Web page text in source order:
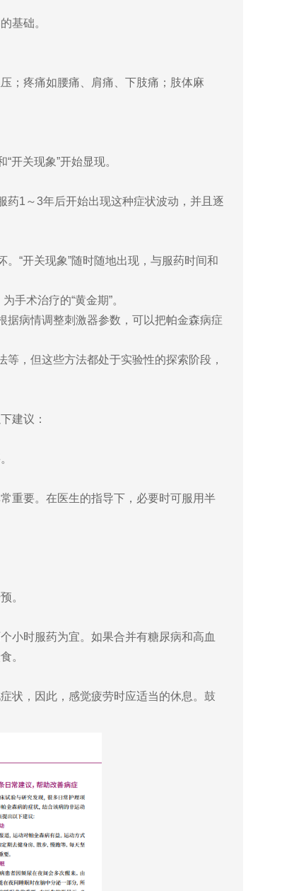
基础。
；疼痛如腰痛、肩痛、下肢痛；肢体麻
关现象”开始显现。
1～3年后开始出现这种症状波动，并且逐
“开关现象”随时随地出现，与服药时间和
术治疗的“黄金期”。
病情调整刺激器参数，可以把帕金森病症
，但这些方法都处于实验性的探索阶段，
建议：
重要。在医生的指导下，必要时可服用半
。
时服药为宜。如果合并有糖尿病和高血
。
状，因此，感觉疲劳时应适当的休息。鼓